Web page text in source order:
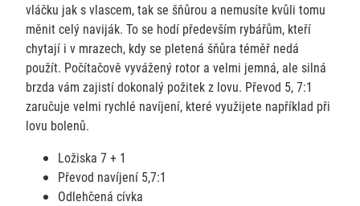
vláčku jak s vlascem, tak se šňůrou a nemusíte kvůli tomu
měnit celý naviják. To se hodí především rybářům, kteří
chytají i v mrazech, kdy se pletená šňůra téměř nedá
použít. Počítačově vyvážený rotor a velmi jemná, ale silná
brzda vám zajistí dokonalý požitek z lovu. Převod 5, 7:1
zaručuje velmi rychlé navíjení, které využijete například při
lovu bolenů.
Ložiska 7 + 1
Převod navíjení 5,7:1
Odlehčená cívka